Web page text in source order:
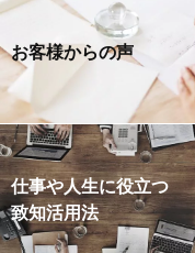
お客様からの声
仕事や人生に役立つ
致知活用法